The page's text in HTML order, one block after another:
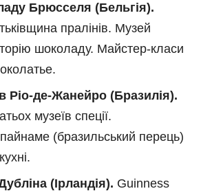
Брюсселя (Бельгія).
пралінів. Музей
шоколаду. Майстер-класи
Ріо-де-Жанейро (Бразилія).
музеїв спеції.
(бразильський перець)
(Ірландія). Guinness